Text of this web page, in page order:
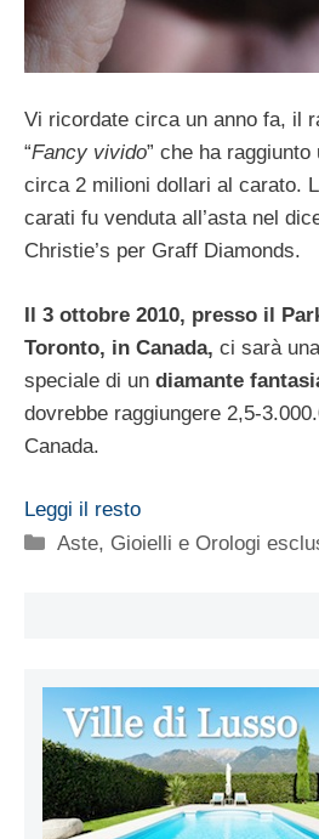
Vi ricordate circa un anno fa, il
“Fancy vivido” che ha
circa 2 milioni dollari al carato.
carati fu venduta all’asta nel
Christie’s per Graff Diamonds.
Il 3 ottobre 2010, presso il
Toronto, in Canada, ci sarà
speciale di un diamante
dovrebbe raggiungere 2,5-
Canada.
Leggi il resto
Categorie
Aste, Gioielli e Orologi